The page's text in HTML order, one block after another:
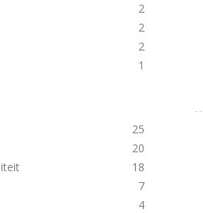
2
2
2
1
25
20
18
7
4